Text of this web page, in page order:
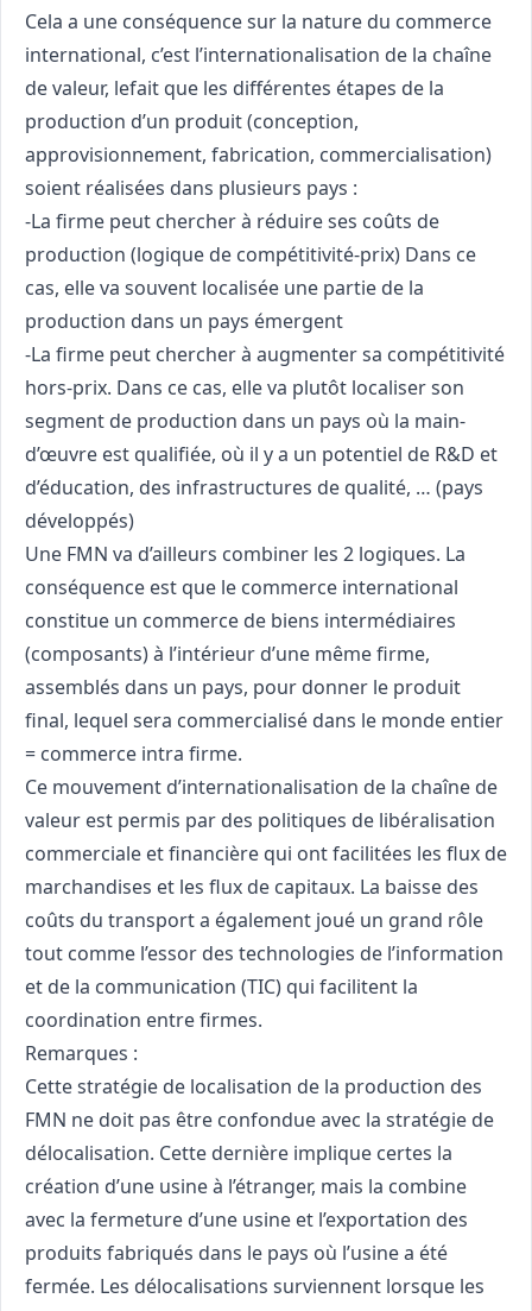
Cela a une conséquence sur la nature du commerce
international, c’est l’internationalisation de la chaîne
de valeur, lefait que les différentes étapes de la
production d’un produit (conception,
approvisionnement, fabrication, commercialisation)
soient réalisées dans plusieurs pays :
-La firme peut chercher à réduire ses coûts de
production (logique de compétitivité-prix) Dans ce
cas, elle va souvent localisée une partie de la
production dans un pays émergent
-La firme peut chercher à augmenter sa compétitivité
hors-prix. Dans ce cas, elle va plutôt localiser son
segment de production dans un pays où la main-
d’œuvre est qualifiée, où il y a un potentiel de R&D et
d’éducation, des infrastructures de qualité, … (pays
développés)
Une FMN va d’ailleurs combiner les 2 logiques. La
conséquence est que le commerce international
constitue un commerce de biens intermédiaires
(composants) à l’intérieur d’une même firme,
assemblés dans un pays, pour donner le produit
final, lequel sera commercialisé dans le monde entier
= commerce intra firme.
Ce mouvement d’internationalisation de la chaîne de
valeur est permis par des politiques de libéralisation
commerciale et financière qui ont facilitées les flux de
marchandises et les flux de capitaux. La baisse des
coûts du transport a également joué un grand rôle
tout comme l’essor des technologies de l’information
et de la communication (TIC) qui facilitent la
coordination entre firmes.
Remarques :
Cette stratégie de localisation de la production des
FMN ne doit pas être confondue avec la stratégie de
délocalisation. Cette dernière implique certes la
création d’une usine à l’étranger, mais la combine
avec la fermeture d’une usine et l’exportation des
produits fabriqués dans le pays où l’usine a été
fermée. Les délocalisations surviennent lorsque les